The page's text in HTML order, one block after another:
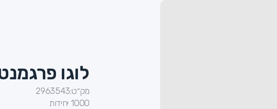
לוגו פרגמנט
מק״ט:2963543
1000 יחידות